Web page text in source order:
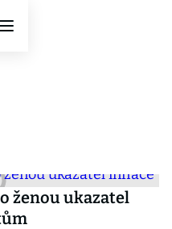
ženou ukazatel